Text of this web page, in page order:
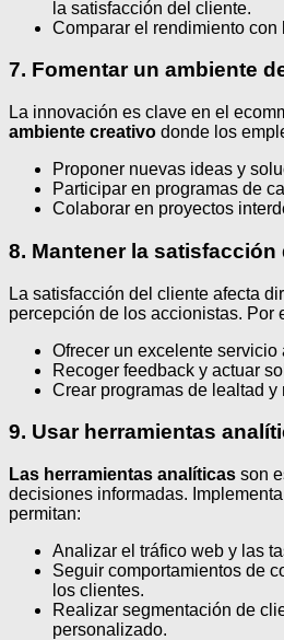
la satisfacción del cliente.
Comparar el rendimiento
7. Fomentar un ambiente
La innovación es clave en el
ambiente creativo donde los
Proponer nuevas ideas y
Participar en programas de
Colaborar en proyectos
8. Mantener la satisfacción
La satisfacción del cliente afecta
percepción de los accionistas. Por
Ofrecer un excelente servicio
Recoger feedback y actuar
Crear programas de lealtad y
9. Usar herramientas
Las herramientas analíticas son
decisiones informadas.
permitan:
Analizar el tráfico web y las
Seguir comportamientos de
los clientes.
Realizar segmentación de
personalizado.